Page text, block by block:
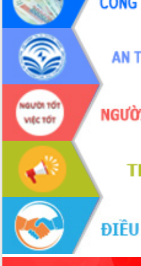
phá cơ chế - Hợp tác công tư
Đề án 06 tạo bước ngoặt đột phá trong
cải cách hành chính tỉnh Đắk Lắk
Kết nối tour, đẩy mạnh chuyển đổi số
để phát triển du lịch Đắk Lắk
Khởi động Dự án Đầu tư xây dựng hạ
tầng kỹ thuật Cụm công nghiệp Tân
Tiến
Gặp mặt các cơ quan báo chí nhân Kỷ
niệm 101 năm Ngày Báo chí Cách
mạng Việt Nam
Đắk Lắk sơ kết 4 năm triển khai thực
hiện Đề án 06 của Chính phủ
Họp báo thông tin về Hội nghị Công bố
Quy hoạch và Xúc tiến đầu tư tỉnh Đắk
Khơi thông điểm nghẽn, đẩy nhanh
giải ngân vốn khắc phục thiên tai
HĐND tỉnh thông qua điều chỉnh Quy
hoạch tỉnh thời kỳ 2021-2030